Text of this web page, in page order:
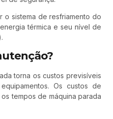
o sistema de resfriamento do
térmica e seu nível de
torna os custos previsíveis
Os custos de
tempos de máquina parada